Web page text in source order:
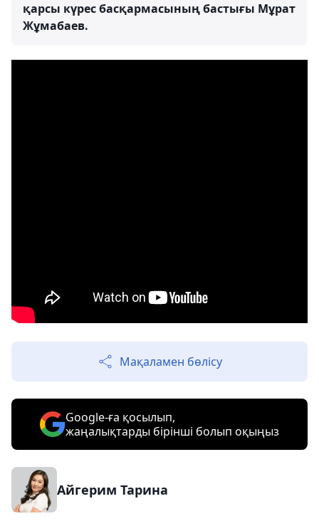
қарсы күрес басқармасының бастығы Мұрат
Жұмабаев.
Мақаламен бөлісу
Google-ға қосылып,
жаңалықтарды бірінші болып оқыңыз
Айгерим Тарина